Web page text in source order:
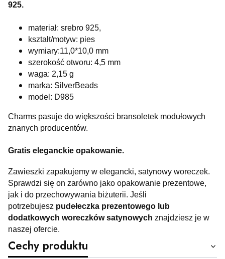
925.
materiał: srebro 925,
kształt/motyw: pies
wymiary:11,0*10,0 mm
szerokość otworu: 4,5 mm
waga: 2,15 g
marka: SilverBeads
model: D985
Charms pasuje do większości bransoletek modułowych
znanych producentów.
Gratis eleganckie opakowanie.
Zawieszki zapakujemy w elegancki, satynowy woreczek.
Sprawdzi się on zarówno jako opakowanie prezentowe,
jak i do przechowywania biżuterii. Jeśli
potrzebujesz pudełeczka prezentowego lub
dodatkowych woreczków satynowych znajdziesz je w
naszej ofercie.
Cechy produktu